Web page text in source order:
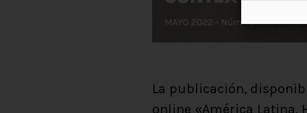
La publicación,
online «América Latina.